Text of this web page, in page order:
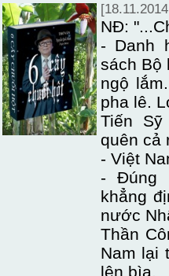
NĐ:
- Danh
sách Bộ
ngộ
pha lê.
Tiến
quên cả
- Việt
- Đúng
khẳng
nước
Thần
Nam lại
lên bìa.